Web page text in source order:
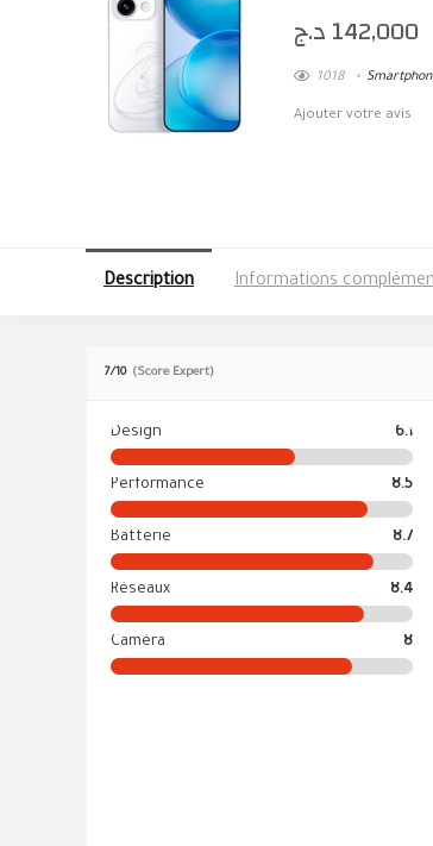
142,000د.ج
1018
Ajouter votre avis
Description Informations
7/10 (Score Expert)
Design 6.1
Performance 8.5
Batterie 8.7
Réseaux 8.4
Caméra 8